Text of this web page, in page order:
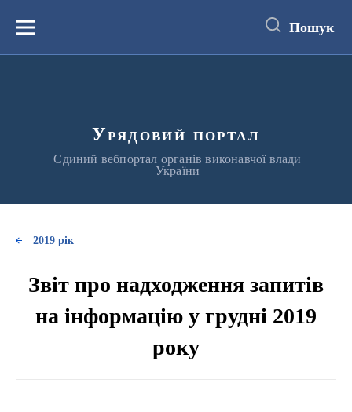
вмістуМеню Пошук
Урядовий портал
Єдиний вебпортал органів виконавчої влади
України
2019 рік
Звіт про надходження запитів
на інформацію у грудні 2019
року